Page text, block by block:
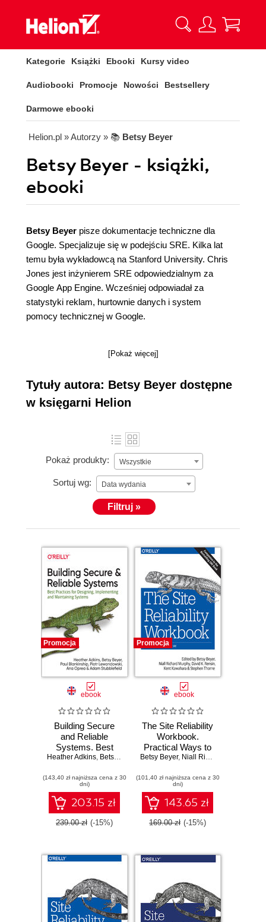
Kategorie Książki Ebooki Kursy video
Audiobooki Promocje Nowości Bestsellery
Darmowe ebooki
Helion.pl » Autorzy » 📚 Betsy Beyer
Betsy Beyer - książki,
ebooki
Betsy Beyer pisze dokumentacje techniczne dla
Google. Specjalizuje się w podejściu SRE. Kilka lat
temu była wykładowcą na Stanford University. Chris
Jones jest inżynierem SRE odpowiedzialnym za
Google App Engine. Wcześniej odpowiadał za
statystyki reklam, hurtownie danych i system
pomocy technicznej w Google.
[Pokaż więcej]
Tytuły autora: Betsy Beyer dostępne
w księgarni Helion
Pokaż produkty: Wszystkie
Sortuj wg: Data wydania
Filtruj »
Promocja
ebook
Building Secure
and Reliable
Systems. Best
Practices for
Implementing, and
Maintaining
Systems
Heather Adkins, Betsy Beyer Paul Blankinship
(143,40 zł najniższa cena z 30
dni)
203.15 zł
239.00 zł (-15%)
Promocja
ebook
The Site Reliability
Workbook.
Practical Ways to
Implement SRE
Betsy Beyer, Niall Richard Murphy
(101,40 zł najniższa cena z 30
dni)
143.65 zł
169.00 zł (-15%)